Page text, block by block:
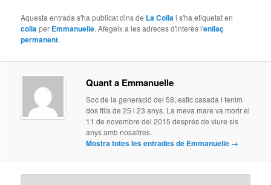
Aquesta entrada s'ha publicat dins de La Collai s'ha etiquetat en
collaper Emmanuelle. Afegeix a les adreces d'interès l'enllaç
permanent.
Quant a Emmanuelle
Soc de la generació del 58, estic casada i tenim
dos fills de 25 i 23 anys. La meva mare va morir el
11 de novembre del 2015 després de viure sis
anys amb nosaltres.
Mostra totes les entrades de Emmanuelle →